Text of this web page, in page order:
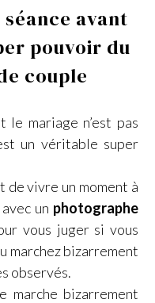
avant
pouvoir du
couple
le mariage n’est pas
un véritable super
vivre un moment à
un photographe
vous juger si vous
marchez bizarrement
observés.
marche bizarrement